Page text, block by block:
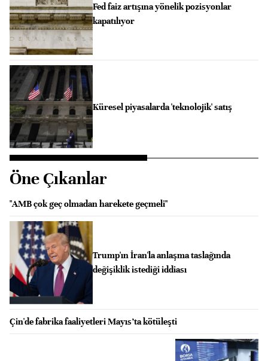
Fed faiz artışına yönelik pozisyonlar
kapatılıyor
Küresel piyasalarda 'teknolojik' satış
Öne Çıkanlar
"AMB çok geç olmadan harekete geçmeli"
Trump'ın İran'la anlaşma taslağında
değişiklik istediği iddiası
Çin'de fabrika faaliyetleri Mayıs’ta kötüleşti